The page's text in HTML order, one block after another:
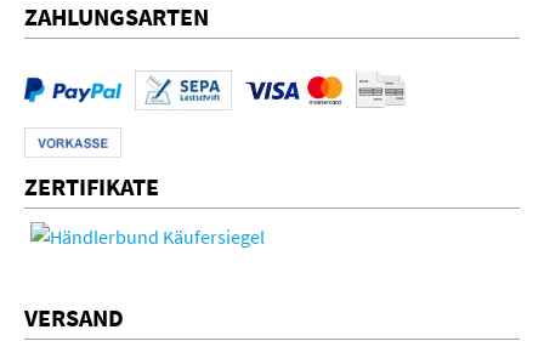
ZAHLUNGSARTEN
ZERTIFIKATE
VERSAND